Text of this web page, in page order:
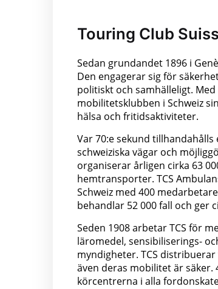
Touring Club
Sedan grundandet 1896 i
Den engagerar sig för
politiskt och samhälleligt.
mobilitetsklubben i Schweiz
hälsa och fritidsaktiviteter.
Var 70:e sekund
schweiziska vägar och
organiserar årligen cirka 63
hemtransporter. TCS
Schweiz med 400
behandlar 52 000 fall och ger
Seden 1908 arbetar TCS för
läromedel, sensibiliserings-
myndigheter. TCS
även deras mobilitet är
körcentrerna i alla